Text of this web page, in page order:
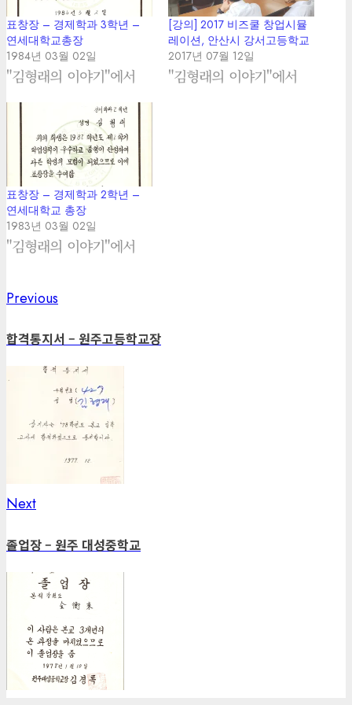
표창장 – 경제학과 3학년 –
연세대학교총장
1984년 03월 02일
"김형래의 이야기"에서
[강의] 2017 비즈쿨 창업시뮬
레이션, 안산시 강서고등학교
2017년 07월 12일
"김형래의 이야기"에서
표창장 – 경제학과 2학년 –
연세대학교 총장
1983년 03월 02일
"김형래의 이야기"에서
Post
navigation
Previous
합격통지서 – 원주고등학교장
NextNext
졸업장 – 원주 대성중학교